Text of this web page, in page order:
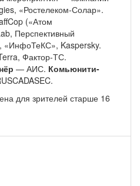
«Ростелеком-Солар».
(«Атом
Перспективный
«ИнфоТеКС», Kaspersky.
Фактор-ТС.
— АИС. Комьюнити-
для зрителей старше 16